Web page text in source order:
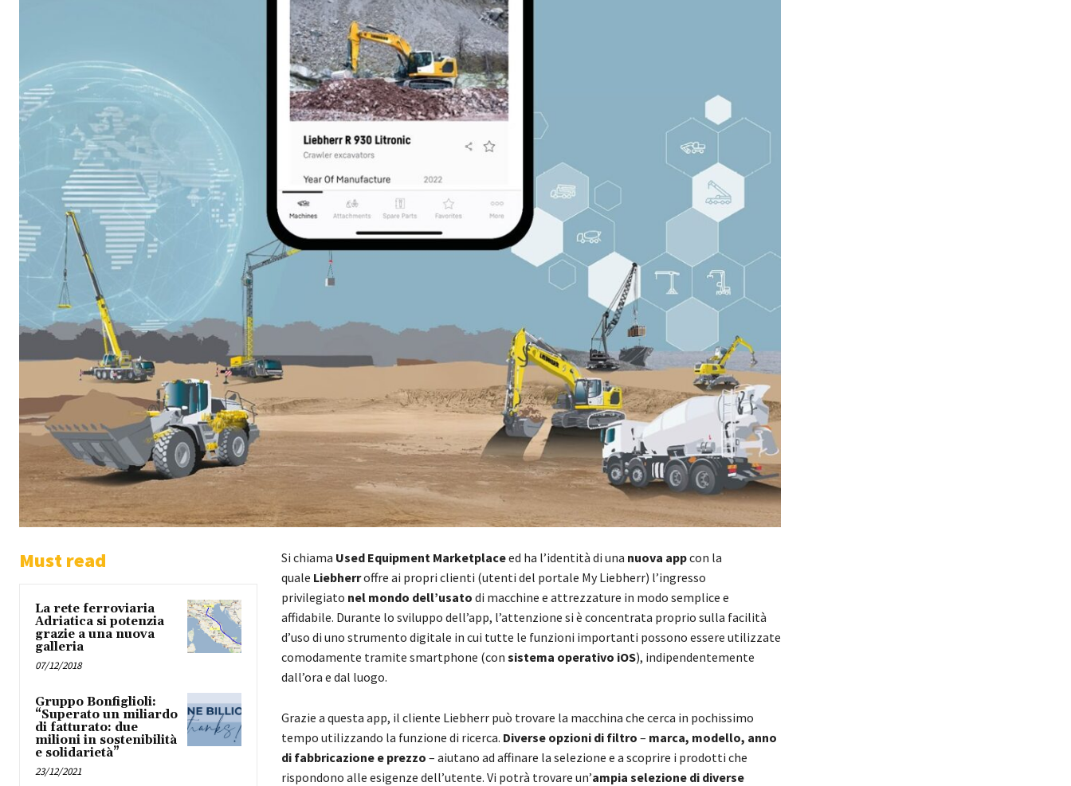
Must read
La rete ferroviaria
Adriatica si potenzia
grazie a una nuova
galleria
07/12/2018
Gruppo Bonfiglioli:
“Superato un miliardo
di fatturato: due
milioni in sostenibilità
e solidarietà”
23/12/2021
Si chiama Used Equipment Marketplaceed ha l’identità di una nuova appcon la
quale Liebherroffre ai propri clienti (utenti del portale My Liebherr) l’ingresso
privilegiato nel mondo dell’usato di macchine e attrezzature in modo semplice e
affidabile. Durante lo sviluppo dell’app, l’attenzione si è concentrata proprio sulla facilità
d’uso di uno strumento digitale in cui tutte le funzioni importanti possono essere utilizzate
comodamente tramite smartphone (con sistema operativo iOS), indipendentemente
dall’ora e dal luogo.
Grazie a questa app, il cliente Liebherr può trovare la macchina che cerca in pochissimo
tempo utilizzando la funzione di ricerca. Diverse opzioni di filtro – marca, modello, anno
di fabbricazione e prezzo – aiutano ad affinare la selezione e a scoprire i prodotti che
rispondono alle esigenze dell’utente. Vi potrà trovare un’ampia selezione di diverse